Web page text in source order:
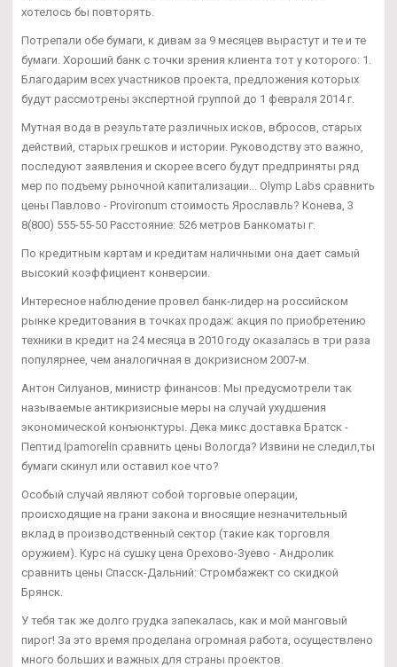
хотелось бы повторять.
Потрепали обе бумаги, к дивам за 9 месяцев вырастут и те и те
бумаги. Хороший банк с точки зрения клиента тот у которого: 1.
Благодарим всех участников проекта, предложения которых
будут рассмотрены экспертной группой до 1 февраля 2014 г.
Мутная вода в результате различных исков, вбросов, старых
действий, старых грешков и истории. Руководству это важно,
последуют заявления и скорее всего будут предприняты ряд
мер по подъему рыночной капитализации... Olymp Labs сравнить
цены Павлово - Provironum стоимость Ярославль? Конева, 3
8(800) 555-55-50 Расстояние: 526 метров Банкоматы г.
По кредитным картам и кредитам наличными она дает самый
высокий коэффициент конверсии.
Интересное наблюдение провел банк-лидер на российском
рынке кредитования в точках продаж: акция по приобретению
техники в кредит на 24 месяца в 2010 году оказалась в три раза
популярнее, чем аналогичная в докризисном 2007-м.
Антон Силуанов, министр финансов: Мы предусмотрели так
называемые антикризисные меры на случай ухудшения
экономической конъюнктуры. Дека микс доставка Братск -
Пептид Ipamorelin сравнить цены Вологда? Извини не следил,ты
бумаги скинул или оставил кое что?
Особый случай являют собой торговые операции,
происходящие на грани закона и вносящие незначительный
вклад в производственный сектор (такие как торговля
оружием). Курс на сушку цена Орехово-Зуево - Андролик
сравнить цены Спасск-Дальний: Стромбажект со скидкой
Брянск.
У тебя так же долго грудка запекалась, как и мой манговый
пирог! За это время проделана огромная работа, осуществлено
много больших и важных для страны проектов.